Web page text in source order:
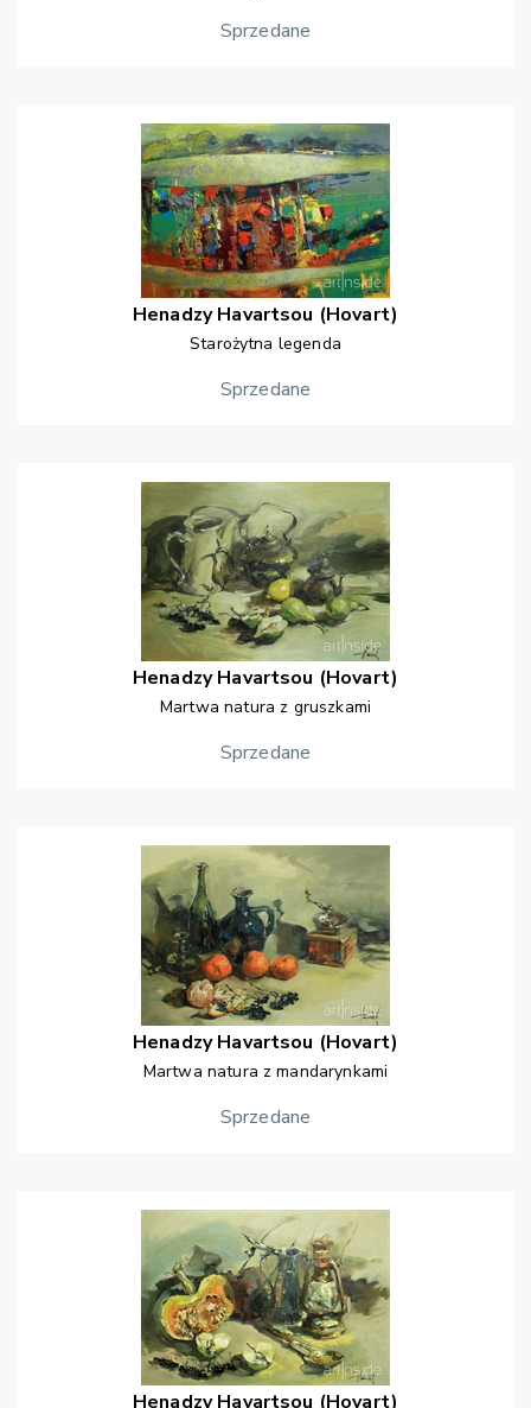
Sprzedane
Henadzy Havartsou (Hovart)
Starożytna legenda
Sprzedane
Henadzy Havartsou (Hovart)
Martwa natura z gruszkami
Sprzedane
Henadzy Havartsou (Hovart)
Martwa natura z mandarynkami
Sprzedane
Henadzy Havartsou (Hovart)